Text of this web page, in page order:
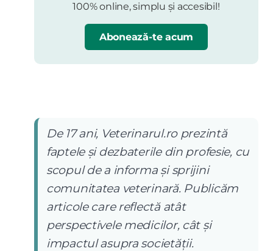
100% online, simplu și accesibil!
Abonează-te acum
De 17 ani, Veterinarul.ro prezintă
faptele și dezbaterile din profesie, cu
scopul de a informa și sprijini
comunitatea veterinară. Publicăm
articole care reflectă atât
perspectivele medicilor, cât și
impactul asupra societății.